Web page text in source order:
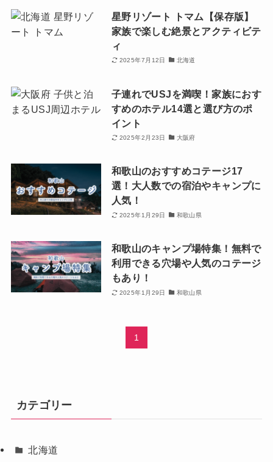
星野リゾート トマム【保存版】
家族で楽しむ絶景とアクティビテ
ィ
2025年7月12日 北海道
子連れでUSJを満喫！家族におす
すめのホテル14選と選び方のポ
イント
2025年2月23日 大阪府
和歌山のおすすめコテージ17
選！大人数での宿泊やキャンプに
人気！
2025年1月29日 和歌山県
和歌山のキャンプ場特集！無料で
利用できる穴場や人気のコテージ
もあり！
2025年1月29日 和歌山県
1
カテゴリー
北海道